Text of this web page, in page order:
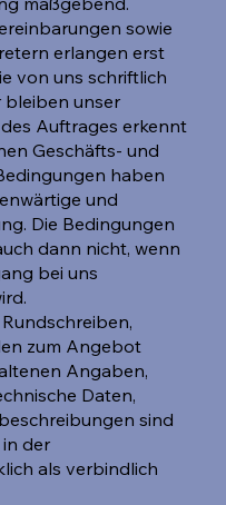
sowie
erlangen erst
von uns schriftlich
bleiben unser
Auftrages erkennt
Geschäfts- und
haben
und
Die Bedingungen
dann nicht, wenn
bei uns
zum Angebot
Angaben,
Daten,
sind
der
als verbindlich